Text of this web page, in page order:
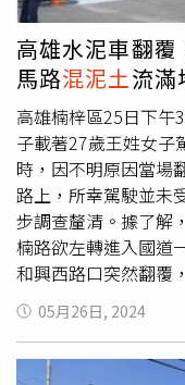
高雄水泥車翻
馬路混泥土流
高雄楠梓區25日下午
子載著27歲王姓女子
時，因不明原因當場
路上，所幸駕駛並未
步調查釐清。據了解
楠路欲左轉進入國道
和興西路口突然翻覆
人受傷。警方表示，
與興西路口發生交通
發現是水泥預拌車翻
治療，王女則無受
05月26日, 2024